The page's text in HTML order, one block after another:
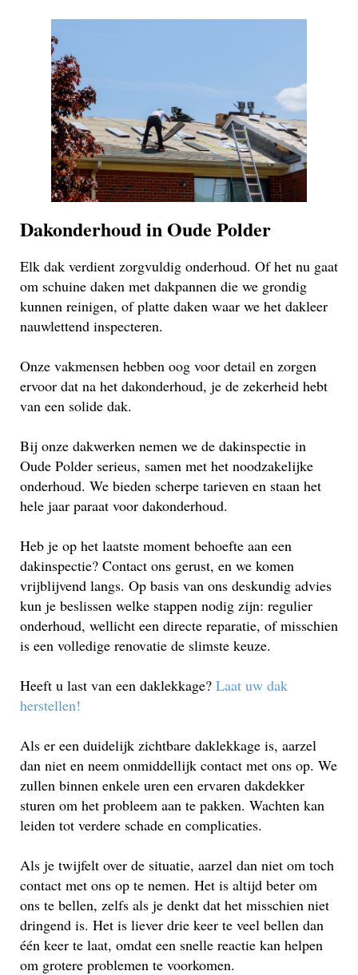
Dakonderhoud in Oude Polder
Elk dak verdient zorgvuldig onderhoud. Of het nu gaat
om schuine daken met dakpannen die we grondig
kunnen reinigen, of platte daken waar we het dakleer
nauwlettend inspecteren.
Onze vakmensen hebben oog voor detail en zorgen
ervoor dat na het dakonderhoud, je de zekerheid hebt
van een solide dak.
Bij onze dakwerken nemen we de dakinspectie in
Oude Polder serieus, samen met het noodzakelijke
onderhoud. We bieden scherpe tarieven en staan het
hele jaar paraat voor dakonderhoud.
Heb je op het laatste moment behoefte aan een
dakinspectie? Contact ons gerust, en we komen
vrijblijvend langs. Op basis van ons deskundig advies
kun je beslissen welke stappen nodig zijn: regulier
onderhoud, wellicht een directe reparatie, of misschien
is een volledige renovatie de slimste keuze.
Heeft u last van een daklekkage? Laat uw dak
herstellen!
Als er een duidelijk zichtbare daklekkage is, aarzel
dan niet en neem onmiddellijk contact met ons op. We
zullen binnen enkele uren een ervaren dakdekker
sturen om het probleem aan te pakken. Wachten kan
leiden tot verdere schade en complicaties.
Als je twijfelt over de situatie, aarzel dan niet om toch
contact met ons op te nemen. Het is altijd beter om
ons te bellen, zelfs als je denkt dat het misschien niet
dringend is. Het is liever drie keer te veel bellen dan
één keer te laat, omdat een snelle reactie kan helpen
om grotere problemen te voorkomen.